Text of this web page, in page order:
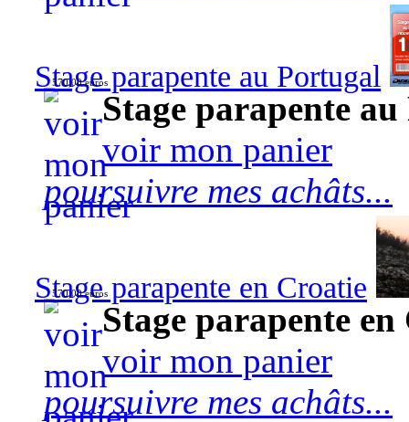
Stage parapente au Portugal
570,00 euros
Stage parapente
voir mon panier
poursuivre mes achâts...
Stage parapente en Croatie
570,00 euros
Stage parapente
voir mon panier
poursuivre mes achâts...